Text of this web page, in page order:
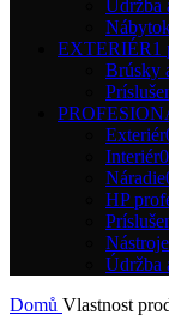
Údržba
EXTERIÉR1
Brúsky
Exteriér
Interiér
Náradie
HP
Nástroje
Údržba
Domů Vlastnost